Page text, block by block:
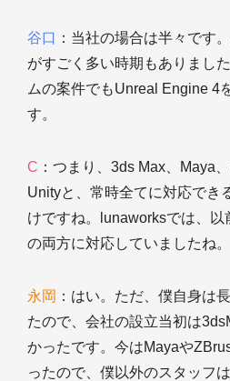
谷口 ：当社の場合は半々です
がすごく多い時期もありまし
ムの案件でもUnreal Engine 4
す。
C ：つまり、3ds Max、Maya
Unityと、常時全てに対応でき
けですね。lunaworksでは、以
の両方に対応していましたね。
永岡 ：はい。ただ、僕自身は
たので、会社の設立当初は
かったです。今はMayaや
ったので、僕以外のスタッフ